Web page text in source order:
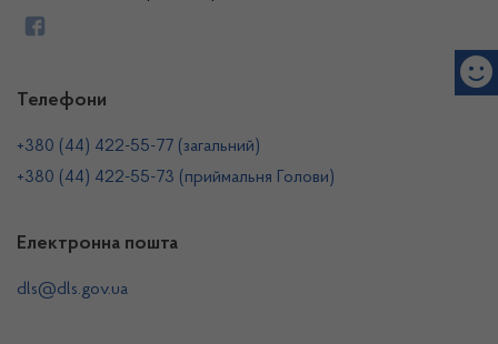
Телефони
+380 (44) 422-55-77 (загальний)
+380 (44) 422-55-73 (приймальня Голови)
Електронна пошта
dls@dls.gov.ua